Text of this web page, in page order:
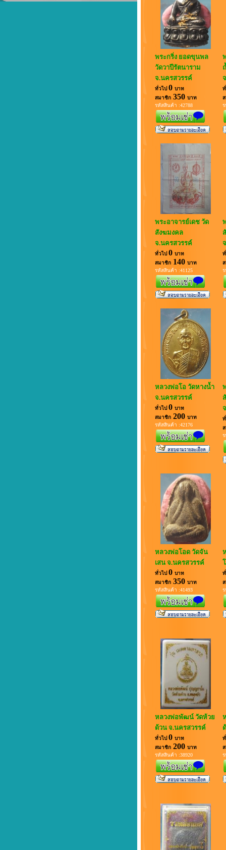
หลวงพ่อสังกิจโจ...พระดีในดวงใจ...
พระกริ่ง ยอดขุนพล
วัดวาปีรัตนาราม
จ.นครสวรรค์
ทั่วไป 0 บาท
สมาชิก 350 บาท
รหัสสินค้า :42788
พระอาจารย์เดช วัด
สังฆมงคล
จ.นครสวรรค์
ทั่วไป 0 บาท
สมาชิก 140 บาท
รหัสสินค้า :41125
หลวงพ่อโอ วัดหางน้ำ
จ.นครสวรรค์
ทั่วไป 0 บาท
สมาชิก 200 บาท
รหัสสินค้า :42176
หลวงพ่อโอด วัดจัน
เสน จ.นครสวรรค์
ทั่วไป 0 บาท
สมาชิก 350 บาท
รหัสสินค้า :41493
หลวงพ่อพัฒน์ วัดห้วย
ด้วน จ.นครสวรรค์
ทั่วไป 0 บาท
สมาชิก 200 บาท
รหัสสินค้า :38920